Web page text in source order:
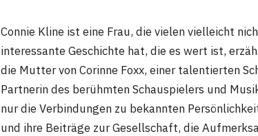
Connie Kline ist eine Frau, die vielen vielleicht
interessante Geschichte hat, die es wert ist,
die Mutter von Corinne Foxx, einer talentierten
Partnerin des berühmten Schauspielers und
nur die Verbindungen zu bekannten
und ihre Beiträge zur Gesellschaft, die